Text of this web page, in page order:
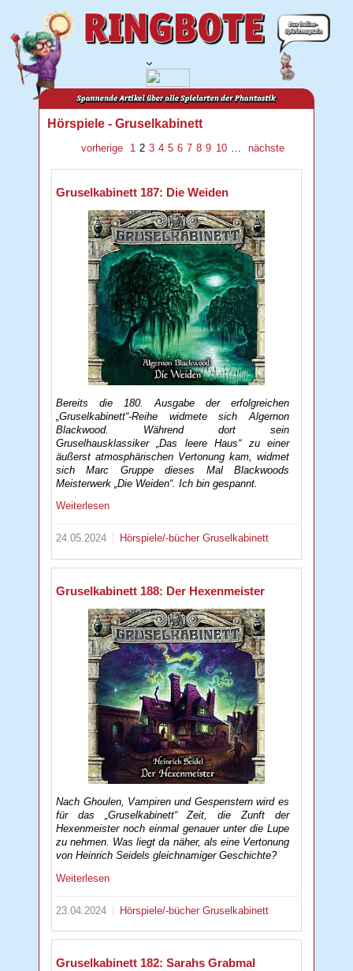
Hörspiele - Gruselkabinett
vorherige 1 2 3 4 5 6 7 8 9 10 … nächste
Gruselkabinett 187: Die Weiden
Bereits die 180. Ausgabe der erfolgreichen
„Gruselkabinett“-Reihe widmete sich Algernon
Blackwood. Während dort sein
Gruselhausklassiker „Das leere Haus“ zu einer
äußerst atmosphärischen Vertonung kam, widmet
sich Marc Gruppe dieses Mal Blackwoods
Meisterwerk „Die Weiden“. Ich bin gespannt.
Weiterlesen
24.05.2024 Hörspiele/-bücherGruselkabinett
Gruselkabinett 188: Der Hexenmeister
Nach Ghoulen, Vampiren und Gespenstern wird es
für das „Gruselkabinett“ Zeit, die Zunft der
Hexenmeister noch einmal genauer unter die Lupe
zu nehmen. Was liegt da näher, als eine Vertonung
von Heinrich Seidels gleichnamiger Geschichte?
Weiterlesen
23.04.2024 Hörspiele/-bücherGruselkabinett
Gruselkabinett 182: Sarahs Grabmal